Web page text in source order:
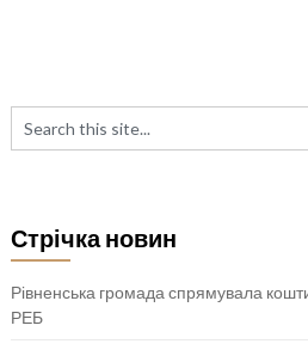
Стрічка новин
Рівненська громада спрямувала
РЕБ